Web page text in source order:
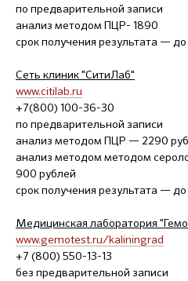
по предварительной записи
анализ методом ПЦР- 1890
срок получения результата —
Сеть клиник "СитиЛаб"
www.citilab.ru
+7(800) 100-36-30
по предварительной записи
анализ методом ПЦР — 2290
анализ методом методом
900 рублей
срок получения результата —
Медицинская лаборатория
www.gemotest.ru/kaliningrad
+7 (800) 550-13-13
без предварительной записи